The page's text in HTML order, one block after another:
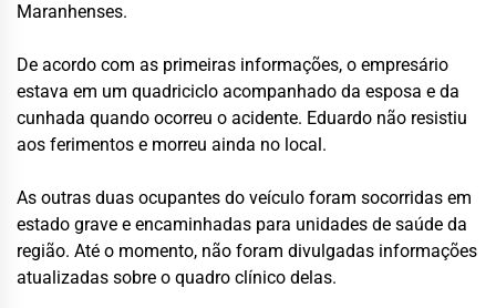
Maranhenses.
De acordo com as primeiras informações, o empresário
estava em um quadriciclo acompanhado da esposa e da
cunhada quando ocorreu o acidente. Eduardo não resistiu
aos ferimentos e morreu ainda no local.
As outras duas ocupantes do veículo foram socorridas em
estado grave e encaminhadas para unidades de saúde da
região. Até o momento, não foram divulgadas informações
atualizadas sobre o quadro clínico delas.